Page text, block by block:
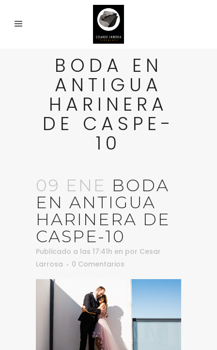
BODA EN
ANTIGUA
HARINERA
DE CASPE-
10
09 ENE BODA
EN ANTIGUA
HARINERA DE
CASPE-10
Publicado a las 17:41h en por Cesar
Larrosa
0 Comentarios